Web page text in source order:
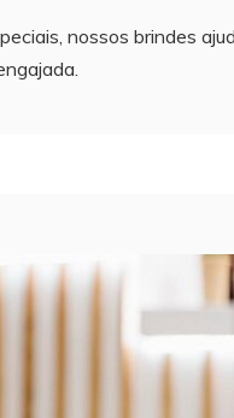
nossos brindes